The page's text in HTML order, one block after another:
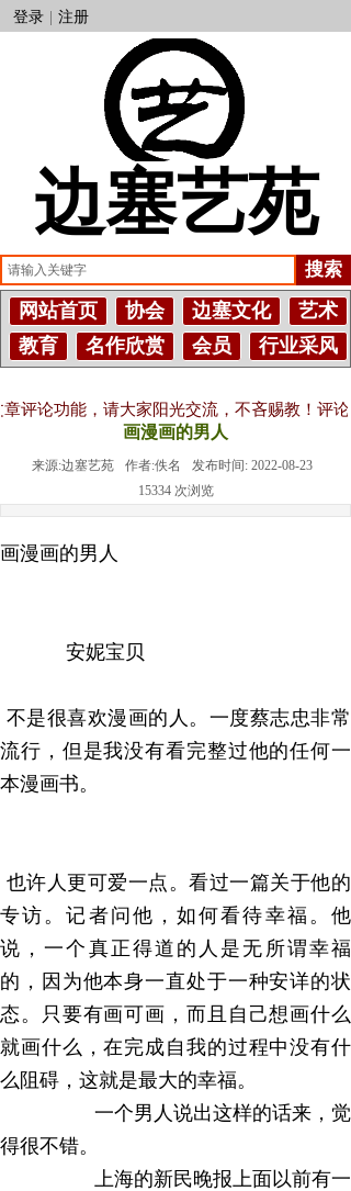
登录 注册
边塞艺苑
搜索
网站首页 协会 边塞文化
艺术
教育
名作欣赏 会员 行业采风
评论功能，请大家阳光交流，不吝赐教！评
画漫画的男人
来源:边塞艺苑 作者:佚名 发布时间: 2022-08-23
15334 次浏览
画漫画的男人
安妮宝贝
不是很喜欢漫画的人。一度蔡志忠非常
流行，但是我没有看完整过他的任何一
本漫画书。
也许人更可爱一点。看过一篇关于他的
专访。记者问他，如何看待幸福。他
说，一个真正得道的人是无所谓幸福
的，因为他本身一直处于一种安详的状
态。只要有画可画，而且自己想画什么
就画什么，在完成自我的过程中没有什
么阻碍，这就是最大的幸福。
一个男人说出这样的话来，觉
得很不错。
上海的新民晚报上面以前有一